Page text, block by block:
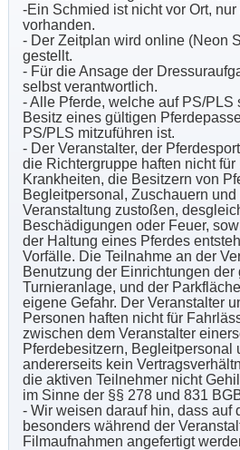
-Ein Schmied ist nicht vor Ort,
vorhanden.
- Der Zeitplan wird online (Neon
gestellt.
- Für die Ansage der
selbst verantwortlich.
- Alle Pferde, welche auf PS/PLS
Besitz eines gültigen
PS/PLS mitzuführen ist.
- Der Veranstalter, der
die Richtergruppe haften nicht
Krankheiten, die Besitzern von
Begleitpersonal, Zuschauern
Veranstaltung zustoßen,
Beschädigungen oder Feuer,
der Haltung eines Pferdes
Vorfälle. Die Teilnahme an der
Benutzung der Einrichtungen der
Turnieranlage, und der
eigene Gefahr. Der Veranstalter
Personen haften nicht für
zwischen dem Veranstalter
Pferdebesitzern, Begleitpersonal
andererseits kein
die aktiven Teilnehmer nicht
im Sinne der §§ 278 und 831
- Wir weisen darauf hin, dass auf
besonders während der
Filmaufnahmen angefertigt